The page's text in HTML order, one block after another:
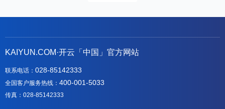
KAIYUN.COM·开云「中国」官方网站
联系电话： 028-85142333
全国客户服务热线： 400-001-5033
传真：028-85142333